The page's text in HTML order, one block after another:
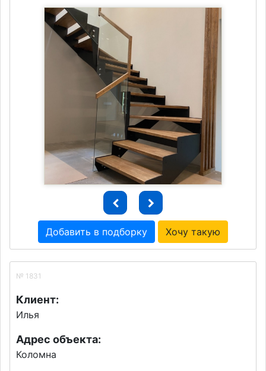
Добавить в подборку Хочу такую
№ 1831
Клиент:
Илья
Адрес объекта:
Коломна